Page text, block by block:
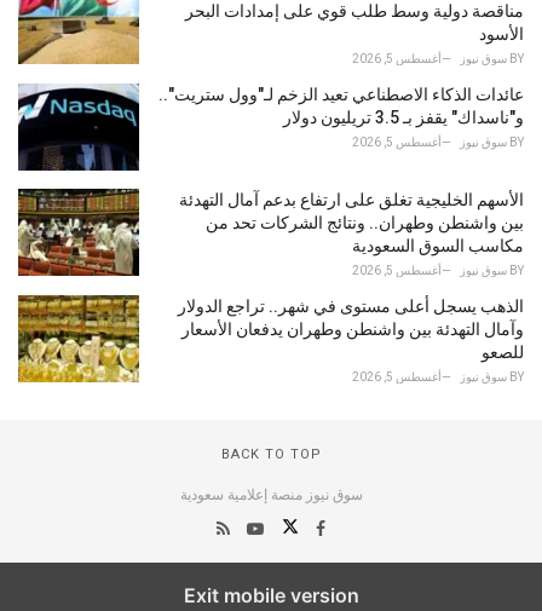
مناقصة دولية وسط طلب قوي على إمدادات البحر
الأسود
BY سوق نيوز أغسطس 5, 2026
عائدات الذكاء الاصطناعي تعيد الزخم لـ"وول ستريت"..
و"ناسداك" يقفز بـ 3.5 تريليون دولار
BY سوق نيوز أغسطس 5, 2026
الأسهم الخليجية تغلق على ارتفاع بدعم آمال التهدئة
بين واشنطن وطهران.. ونتائج الشركات تحد من
مكاسب السوق السعودية
BY سوق نيوز أغسطس 5, 2026
الذهب يسجل أعلى مستوى في شهر.. تراجع الدولار
وآمال التهدئة بين واشنطن وطهران يدفعان الأسعار
للصعو
BY سوق نيوز أغسطس 5, 2026
BACK TO TOP
سوق نيوز منصة إعلامية سعودية
Exit mobile version